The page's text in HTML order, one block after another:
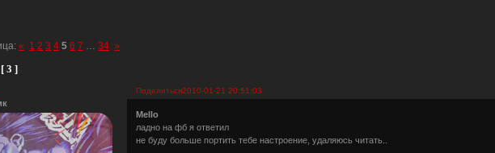
3 ]
« 1 2 3 4 5 6 7 34 »
Поделиться2010-01-21 20:51:03
Mello
ладно на фб я ответил
не буду больше портить тебе настроение, удаляюсь читать..